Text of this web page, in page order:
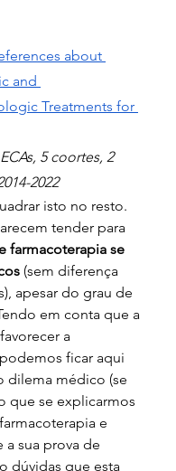
about
and
Treatments for
5 coortes, 2
2022
isto no resto.
tender para
farmacoterapia se
(sem diferença
apesar do grau de
em conta que a
a
ficar aqui
dilema médico (se
que se explicarmos
e
a sua prova de
dúvidas que esta